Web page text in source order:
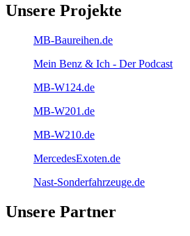
Unsere Projekte
MB-Baureihen.de
Mein Benz & Ich - Der Podcast
MB-W124.de
MB-W201.de
MB-W210.de
MercedesExoten.de
Nast-Sonderfahrzeuge.de
Unsere Partner